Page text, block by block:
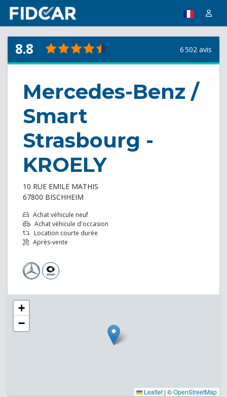
8.8 6 502 avis
Mercedes-Benz /
Smart
Strasbourg -
KROELY
10 RUE EMILE MATHIS
67800 BISCHHEIM
Achat véhicule neuf
Achat véhicule d'occasion
Location courte durée
Après-vente
+
−
Leaflet | ©OpenStreetMap